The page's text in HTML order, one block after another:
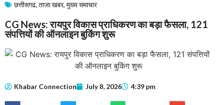
छत्तीसगढ, ताजा खबर, मुख्य समाचार​
CG News: रायपुर विकास प्राधिकरण का बड़ा फैसला, 121
संपत्तियों की ऑनलाइन बुकिंग शुरू
Khabar Connection July 8, 2026 4:39 pm